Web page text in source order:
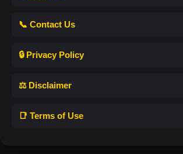
📞 Contact Us
🔒 Privacy Policy
⚖️ Disclaimer
📑 Terms of Use